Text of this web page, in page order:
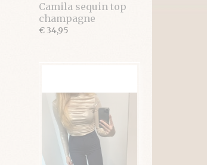
Camila sequin top
champagne
€ 34,95